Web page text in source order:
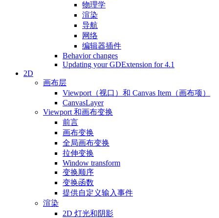
物理学
渲染
导航
网络
编辑器插件
Behavior changes
Updating your GDExtension for 4.1
2D
画布层
Viewport（视口）和 Canvas Item（画布项）
CanvasLayer
Viewport 和画布变换
前言
画布变换
全局画布变换
拉伸变换
Window transform
变换顺序
变换函数
提供自定义输入事件
渲染
2D 灯光和阴影